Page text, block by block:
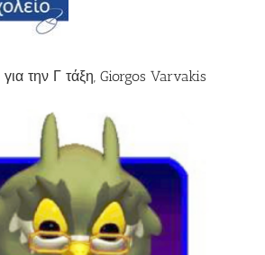
την Γ τάξη, Giorgos Varvakis